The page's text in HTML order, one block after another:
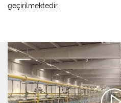
geçirilmektedir.